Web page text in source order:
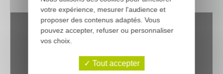
votre expérience, mesurer l'audience et
proposer des contenus adaptés. Vous
pouvez accepter, refuser ou personnaliser
vos choix.
Tout accepter